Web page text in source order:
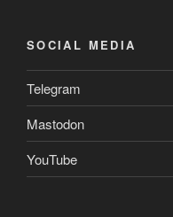
SOCIAL MEDIA
Telegram
Mastodon
YouTube